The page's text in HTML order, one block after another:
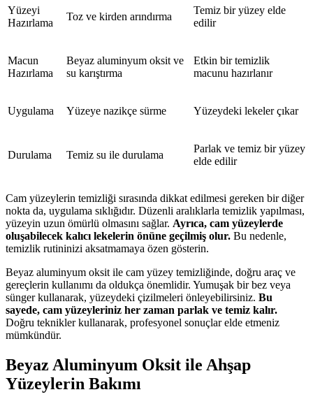
Yüzeyi
Hazırlama
Toz ve kirden arındırma
Temiz bir yüzey elde
edilir
Macun
Hazırlama
Beyaz aluminyum oksit ve
su karıştırma
Etkin bir temizlik
macunu hazırlanır
Uygulama Yüzeye nazikçe sürme Yüzeydeki lekeler çıkar
Durulama Temiz su ile durulama
Parlak ve temiz bir yüzey
elde edilir
Cam yüzeylerin temizliği sırasında dikkat edilmesi gereken bir diğer
nokta da, uygulama sıklığıdır. Düzenli aralıklarla temizlik yapılması,
yüzeyin uzun ömürlü olmasını sağlar. Ayrıca, cam yüzeylerde
oluşabilecek kalıcı lekelerin önüne geçilmiş olur. Bu nedenle,
temizlik rutininizi aksatmamaya özen gösterin.
Beyaz aluminyum oksit ile cam yüzey temizliğinde, doğru araç ve
gereçlerin kullanımı da oldukça önemlidir. Yumuşak bir bez veya
sünger kullanarak, yüzeydeki çizilmeleri önleyebilirsiniz. Bu
sayede, cam yüzeyleriniz her zaman parlak ve temiz kalır.
Doğru teknikler kullanarak, profesyonel sonuçlar elde etmeniz
mümkündür.
Beyaz Aluminyum Oksit ile Ahşap
Yüzeylerin Bakımı